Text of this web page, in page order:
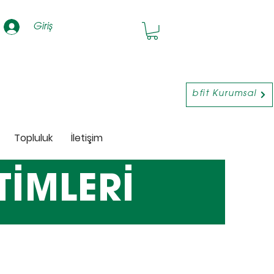
Giriş
bfit Kurumsal
Topluluk İletişim